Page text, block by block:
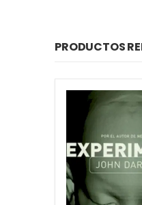
PRODUCTOS